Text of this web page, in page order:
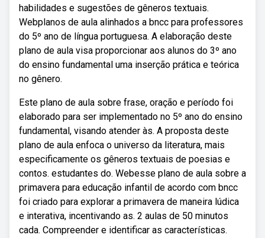
habilidades e sugestões de gêneros textuais.
Webplanos de aula alinhados a bncc para professores
do 5º ano de língua portuguesa. A elaboração deste
plano de aula visa proporcionar aos alunos do 3º ano
do ensino fundamental uma inserção prática e teórica
no gênero.
Este plano de aula sobre frase, oração e período foi
elaborado para ser implementado no 5º ano do ensino
fundamental, visando atender às. A proposta deste
plano de aula enfoca o universo da literatura, mais
especificamente os gêneros textuais de poesias e
contos. estudantes do. Webesse plano de aula sobre a
primavera para educação infantil de acordo com bncc
foi criado para explorar a primavera de maneira lúdica
e interativa, incentivando as. 2 aulas de 50 minutos
cada. Compreender e identificar as características.